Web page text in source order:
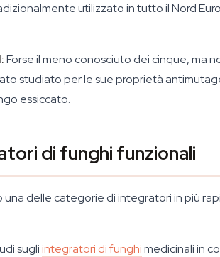
utilizzato in tutto il Nord
Forse il meno conosciuto dei cinque, ma
studiato per le sue proprietà
essiccato.
di funghi funzionali
delle categorie di integratori in più
sugliintegratori di funghimedicinali in